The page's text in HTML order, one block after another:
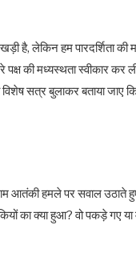
है, लेकिन हम पारदर्शिता
पक्ष की मध्यस्थता स्वीकार
सत्र बुलाकर बताया जाए
हमले पर सवाल उठाते हुए
का क्या हुआ? वो पकड़े गए या